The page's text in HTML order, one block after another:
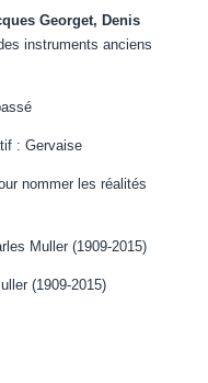
Georget, Denis
instruments anciens
: Gervaise
nommer les réalités
Muller (1909-2015)
(1909-2015)